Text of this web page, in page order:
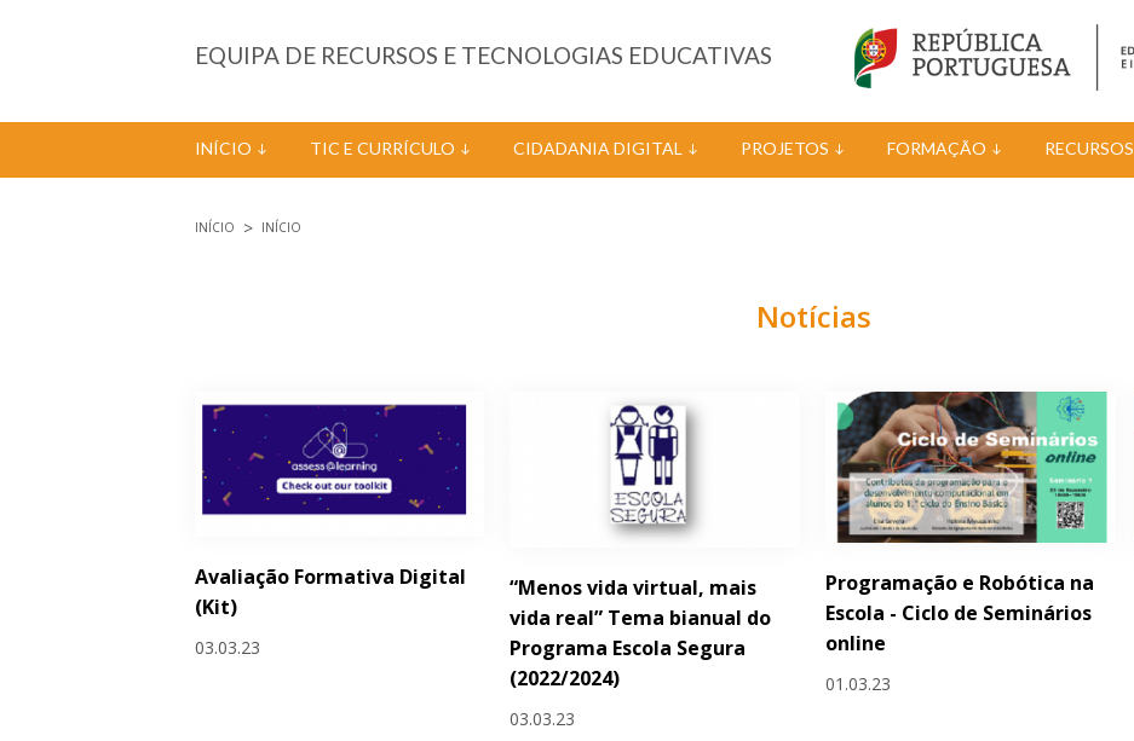
EQUIPA DE RECURSOS E TECNOLOGIAS EDUCATIVAS
INÍCIO TIC E CURRÍCULO CIDADANIA DIGITAL PROJETOS FORMAÇÃO RECURSOS
INÍCIO INÍCIO
Notícias
Avaliação Formativa Digital
(Kit)
03.03.23
“Menos vida virtual, mais
vida real” Tema bianual do
Programa Escola Segura
(2022/2024)
03.03.23
Programação e Robótica na
Escola - Ciclo de Seminários
online
01.03.23
Páginas